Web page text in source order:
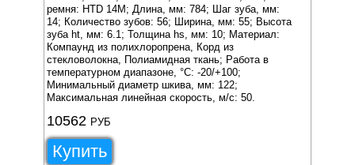
ремня: HTD 14M; Длина, мм: 784; Шаг зуба, мм:
14; Количество зубов: 56; Ширина, мм: 55; Высота
зуба ht, мм: 6.1; Толщина hs, мм: 10; Материал:
Компаунд из полихлоропрена, Корд из
стекловолокна, Полиамидная ткань; Работа в
температурном диапазоне, °C: -20/+100;
Минимальный диаметр шкива, мм: 122;
Максимальная линейная скорость, м/с: 50.
10562 РУБ
Купить